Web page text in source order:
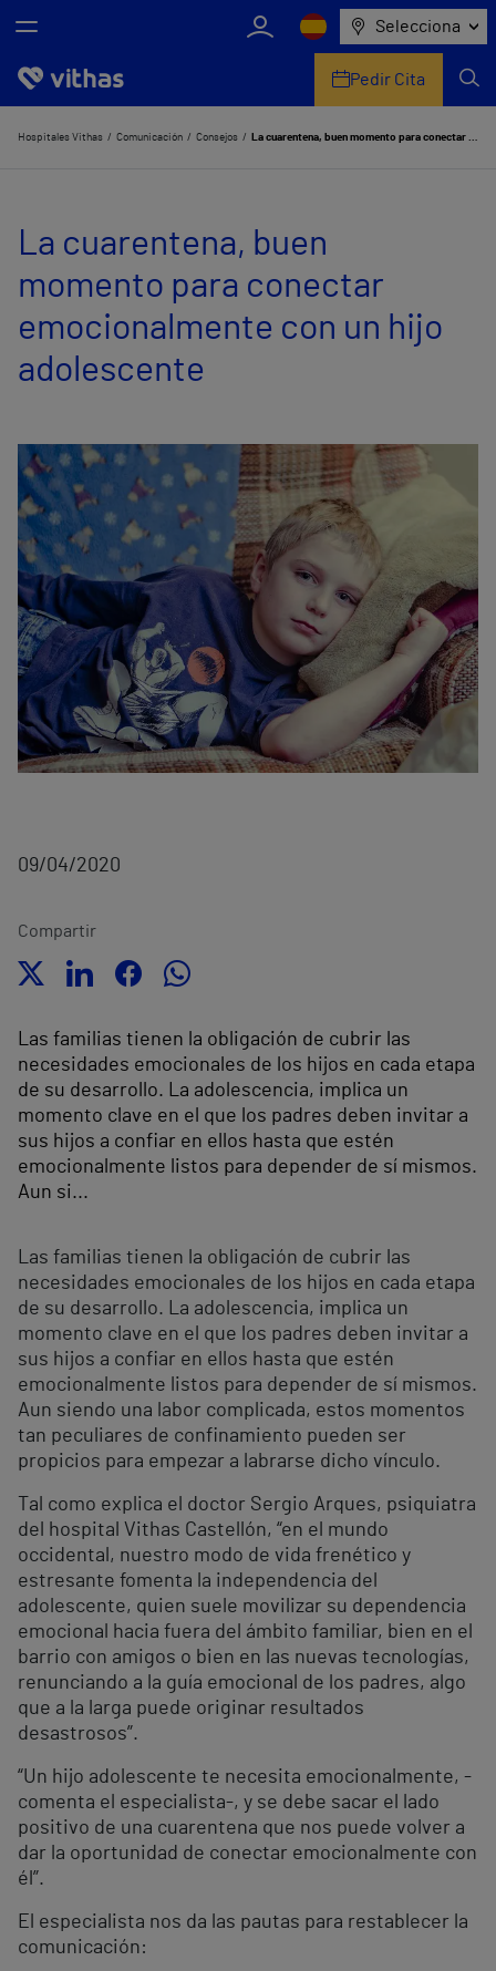
Selecciona
Nosotros
Servicios de salud
Equipo médico y asistencial
Pedir Cita
Hospitales Vithas Comunicación Consejos La cuarentena, buen momento para conectar emocionalmente con un hijo adolescente
La cuarentena, buen
momento para conectar
emocionalmente con un hijo
adolescente
09/04/2020
Compartir
Las familias tienen la obligación de cubrir las
necesidades emocionales de los hijos en cada etapa
de su desarrollo. La adolescencia, implica un
momento clave en el que los padres deben invitar a
sus hijos a confiar en ellos hasta que estén
emocionalmente listos para depender de sí mismos.
Aun si...
Las familias tienen la obligación de cubrir las
necesidades emocionales de los hijos en cada etapa
de su desarrollo. La adolescencia, implica un
momento clave en el que los padres deben invitar a
sus hijos a confiar en ellos hasta que estén
emocionalmente listos para depender de sí mismos.
Aun siendo una labor complicada, estos momentos
tan peculiares de confinamiento pueden ser
propicios para empezar a labrarse dicho vínculo.
Tal como explica el doctor Sergio Arques, psiquiatra
del hospital Vithas Castellón, “en el mundo
occidental, nuestro modo de vida frenético y
estresante fomenta la independencia del
adolescente, quien suele movilizar su dependencia
emocional hacia fuera del ámbito familiar, bien en el
barrio con amigos o bien en las nuevas tecnologías,
renunciando a la guía emocional de los padres, algo
que a la larga puede originar resultados
desastrosos”.
“Un hijo adolescente te necesita emocionalmente, -
comenta el especialista-, y se debe sacar el lado
positivo de una cuarentena que nos puede volver a
dar la oportunidad de conectar emocionalmente con
él”.
El especialista nos da las pautas para restablecer la
comunicación: